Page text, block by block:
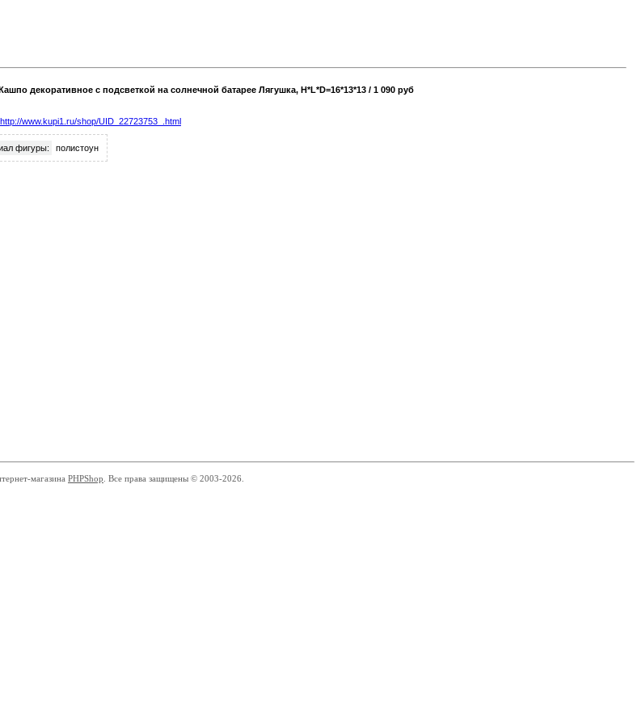
декоративное с подсветкой на солнечной батарее Лягушка, Н*L*D=16*13*13 / 1 090 руб
http://www.kupi1.ru/shop/UID_22723753_.html
фигуры: полистоун
магазина PHPShop . Все права защищены © 2003-2026.